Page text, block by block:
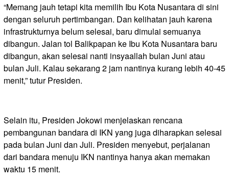
“Memang jauh tetapi kita memilih Ibu Kota Nusantara di sini
dengan seluruh pertimbangan. Dan kelihatan jauh karena
infrastrukturnya belum selesai, baru dimulai semuanya
dibangun. Jalan tol Balikpapan ke Ibu Kota Nusantara baru
dibangun, akan selesai nanti insyaallah bulan Juni atau
bulan Juli. Kalau sekarang 2 jam nantinya kurang lebih 40-45
menit,” tutur Presiden.
Selain itu, Presiden Jokowi menjelaskan rencana
pembangunan bandara di IKN yang juga diharapkan selesai
pada bulan Juni dan Juli. Presiden menyebut, perjalanan
dari bandara menuju IKN nantinya hanya akan memakan
waktu 15 menit.